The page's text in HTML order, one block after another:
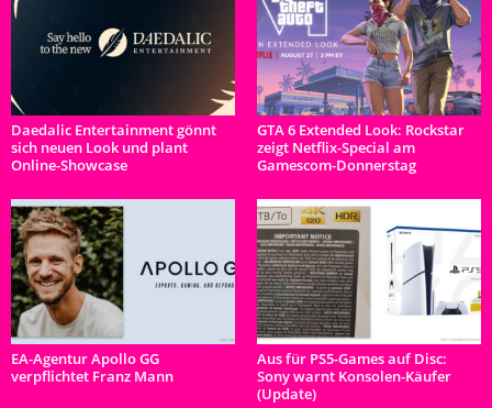
Daedalic Entertainment gönnt
sich neuen Look und plant
Online-Showcase
GTA 6 Extended Look: Rockstar
zeigt Netflix-Special am
Gamescom-Donnerstag
EA-Agentur Apollo GG
verpflichtet Franz Mann
Aus für PS5-Games auf Disc:
Sony warnt Konsolen-Käufer
(Update)